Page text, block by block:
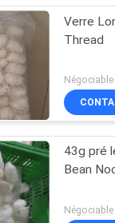
Verre
Thread
43g pré
Bean